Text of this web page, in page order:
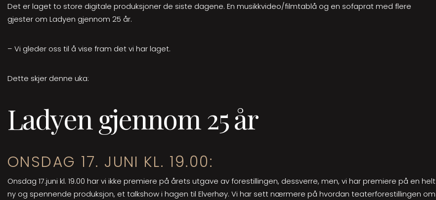
Det er laget to store digitale produksjoner de siste dagene. En musikkvideo/filmtablå og en sofaprat med flere
gjester om Ladyen gjennom 25 år.
– Vi gleder oss til å vise fram det vi har laget.
Dette skjer denne uka:
Ladyen gjennom 25 år
ONSDAG 17. JUNI KL. 19.00:
Onsdag 17.juni kl. 19.00 har vi ikke premiere på årets utgave av forestillingen, dessverre, men, vi har premiere på en helt
ny og spennende produksjon, et talkshow i hagen til Elverhøy. Vi har sett nærmere på hvordan teaterforestillingen om